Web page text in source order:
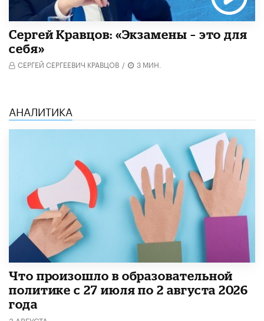
Сергей Кравцов: «Экзамены – это для
себя»
СЕРГЕЙ СЕРГЕЕВИЧ КРАВЦОВ / 3 МИН.
АНАЛИТИКА
​Что произошло в образовательной
политике с 27 июля по 2 августа 2026
года